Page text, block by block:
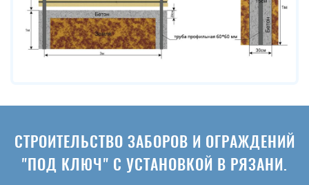
СТРОИТЕЛЬСТВО ЗАБОРОВ И ОГРАЖДЕНИЙ
"ПОД КЛЮЧ" С УСТАНОВКОЙ В РЯЗАНИ.